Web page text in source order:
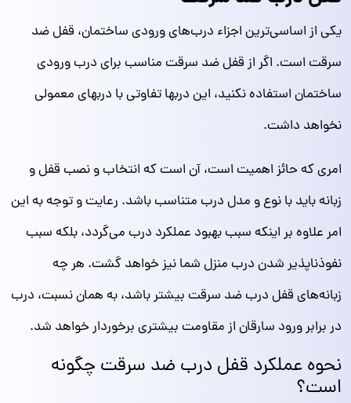
یکی از اساسی‌ترین اجزاء درب‌های ورودی ساختمان، قفل ضد
سرقت است. اگر از قفل ضد سرقت مناسب برای درب ورودی
ساختمان استفاده نکنید، این دربها تفاوتی با دربهای معمولی
نخواهد داشت.
امری که حائز اهمیت است، آن است که انتخاب و نصب قفل و
زبانه باید با نوع و مدل درب متناسب باشد. رعایت و توجه به این
امر علاوه بر اینکه سبب بهبود عملکرد درب می‌گردد، بلکه سبب
نفوذناپذیر شدن درب منزل شما نیز خواهد گشت. هر چه
زبانه‌های قفل درب ضد سرقت بیشتر باشد، به همان نسبت، درب
در برابر ورود سارقان از مقاومت بیشتری برخوردار خواهد شد.
نحوه عملکرد قفل درب ضد سرقت چگونه
است؟